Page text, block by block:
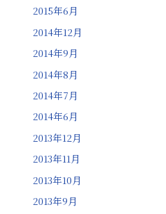
2015年6月
2014年12月
2014年9月
2014年8月
2014年7月
2014年6月
2013年12月
2013年11月
2013年10月
2013年9月